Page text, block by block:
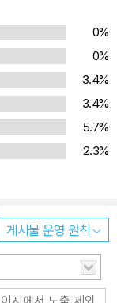
을 찾고 구하고 고
고 뜨거운 관심을
선망과 대리만족 사
수 있는 집 이야기
이 살아가는 집에 대
에 대한 새로운 시
닫게 되면서 “자연스
한 생각과 상상력이
음을, 그리고 우리
0%
0%
3.4%
3.4%
5.7%
2.3%
게시물 운영 원칙